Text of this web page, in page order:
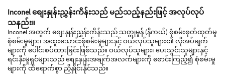
Inconel စျေးနှုန်းညွှန်းကိန်းသည် မည်သည့်နည်းဖြင့် အလုပ်လုပ်
သနည်း။
Inconel အတွက် စျေးနှုန်းညွှန်းကိန်းသည် သတ္တုမှုန် (နိကယ်) စုံစမ်းစုတ်ထုတ်မှု
စုံစမ်းမှုများ၊ အထူးသောင်းစုံစမ်းမှုများနှင့် ဝယ်လုပ်သူများ၏ လိုအပ်ချက်
များကို ပေါင်းစပ်ထားခြင်းဖြစ်သည်။ ဝယ်လုပ်သူများ၊ ပေးသွင်းသူများနှင့်
ရင်းနှီးမှုရှင်များသည် စျေးနှုန်းအချက်အလက်များကို စောင်းကြည့်၍ စုံစမ်းမှု
များကို ထိရောက်စွာ ညှိနှိုင်းနိုင်သည်။